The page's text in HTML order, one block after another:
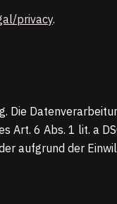
privacy.
Die
Art. 6 Abs. 1 lit. a
aufgrund der